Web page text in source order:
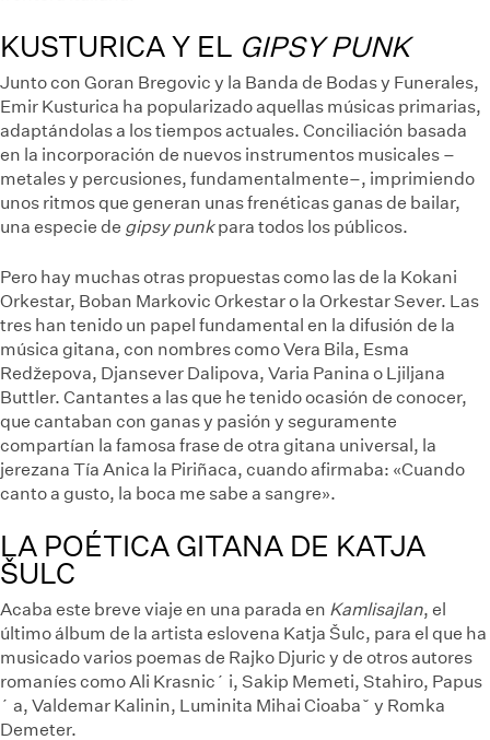
KUSTURICA Y EL GIPSY PUNK
Junto con Goran Bregovic y la Banda de Bodas y Funerales,
Emir Kusturica ha popularizado aquellas músicas primarias,
adaptándolas a los tiempos actuales. Conciliación basada
en la incorporación de nuevos instrumentos musicales –
metales y percusiones, fundamentalmente–, imprimiendo
unos ritmos que generan unas frenéticas ganas de bailar,
una especie de gipsy punkpara todos los públicos.
Pero hay muchas otras propuestas como las de la Kokani
Orkestar, Boban Markovic Orkestar o la Orkestar Sever. Las
tres han tenido un papel fundamental en la difusión de la
música gitana, con nombres como Vera Bila, Esma
Redžepova, Djansever Dalipova, Varia Panina o Ljiljana
Buttler. Cantantes a las que he tenido ocasión de conocer,
que cantaban con ganas y pasión y seguramente
compartían la famosa frase de otra gitana universal, la
jerezana Tía Anica la Piriñaca, cuando afirmaba: «Cuando
canto a gusto, la boca me sabe a sangre».
LA POÉTICA GITANA DE KATJA
ŠULC
Acaba este breve viaje en una parada en Kamlisajlan, el
último álbum de la artista eslovena Katja Šulc, para el que ha
musicado varios poemas de Rajko Djuric y de otros autores
romaníes como Ali Krasnic´ i, Sakip Memeti, Stahiro, Papus
´ a, Valdemar Kalinin, Luminita Mihai Cioaba˘ y Romka
Demeter.